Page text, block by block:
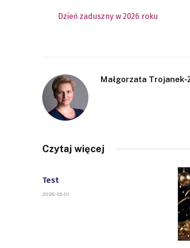
Dzień zaduszny w 2026 roku
Małgorzata Trojanek-
Czytaj więcej
Test
2026-05-01